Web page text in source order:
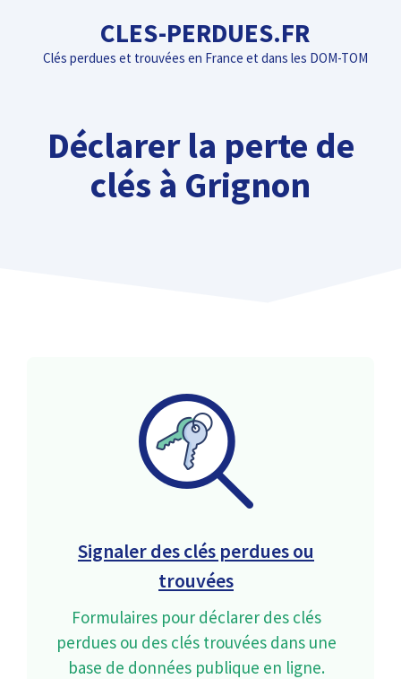
contenu
CLES-PERDUES.FR
Clés perdues et trouvées en France et dans les DOM-TOM
Déclarer la perte de
clés à Grignon
Signaler des clés perdues ou
trouvées
Formulaires pour déclarer des clés
perdues ou des clés trouvées dans une
base de données publique en ligne.